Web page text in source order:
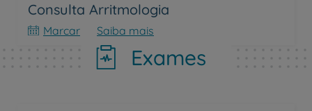
Consulta Arritmologia
Marcar Saiba mais
Exames